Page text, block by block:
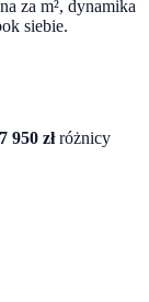
za m², dynamika
siebie.
950 złróżnicy